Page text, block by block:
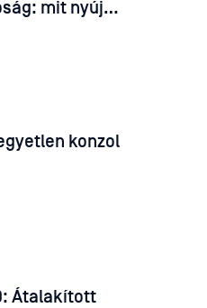
mit nyújt
konzol
Átalakított